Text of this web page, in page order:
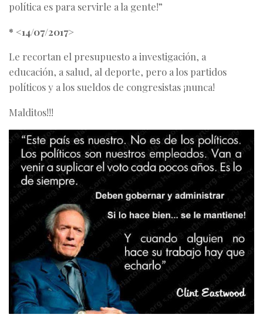
política es para servirle a la gente!”
* <14/07/2017>
Le recortan el presupuesto a investigación, a
educación, a salud, al deporte, pero a los partidos
políticos y a los sueldos de congresistas ¡nunca!
Malditos!!!